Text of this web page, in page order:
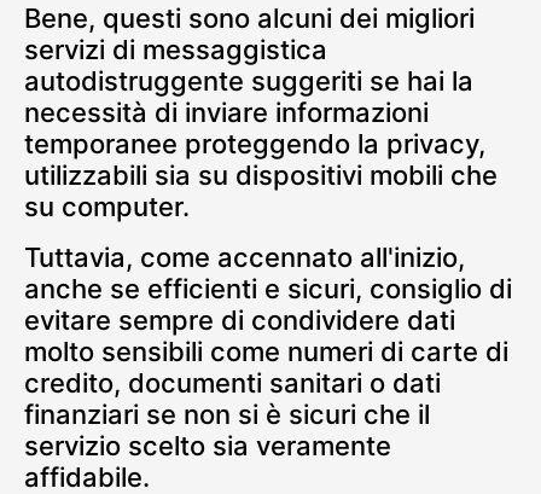
Bene, questi sono alcuni dei migliori
servizi di messaggistica
autodistruggente suggeriti se hai la
necessità di inviare informazioni
temporanee proteggendo la privacy,
utilizzabili sia su dispositivi mobili che
su computer.
Tuttavia, come accennato all'inizio,
anche se efficienti e sicuri, consiglio di
evitare sempre di condividere dati
molto sensibili come numeri di carte di
credito, documenti sanitari o dati
finanziari se non si è sicuri che il
servizio scelto sia veramente
affidabile.